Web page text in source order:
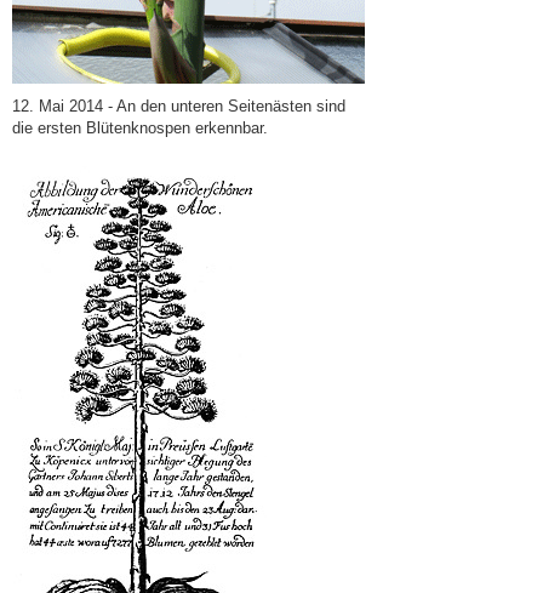
12. Mai 2014 - An den unteren Seitenästen sind
die ersten Blütenknospen erkennbar.